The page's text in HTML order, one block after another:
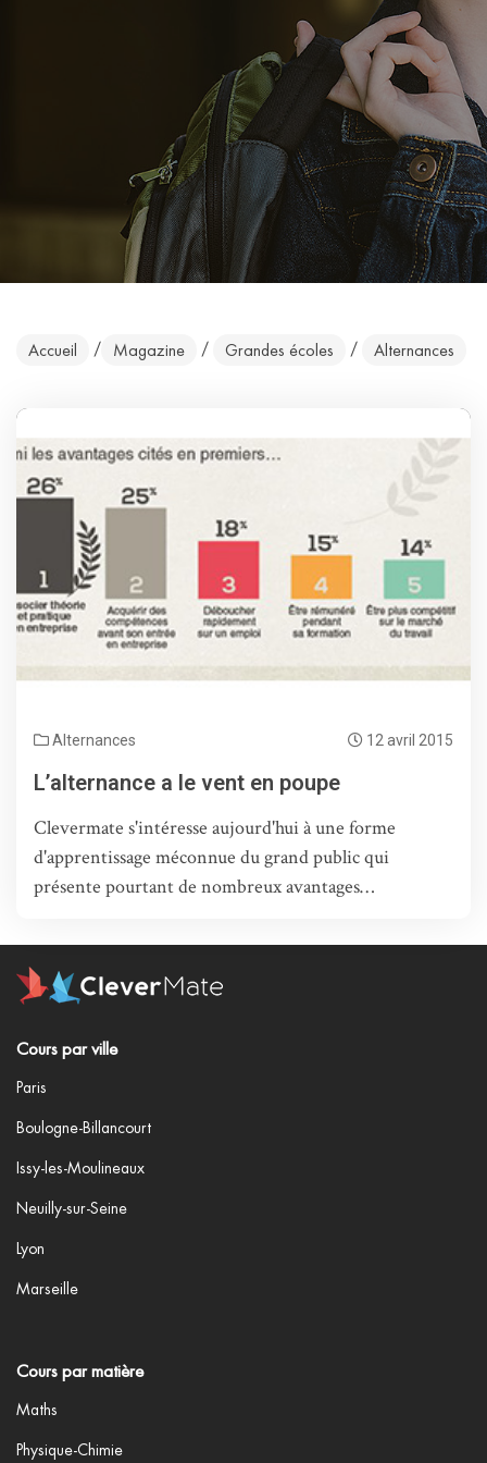
Accueil / Magazine / Grandes écoles / Alternances
Alternances 12 avril 2015
L’alternance a le vent en poupe
Clevermate s'intéresse aujourd'hui à une forme
d'apprentissage méconnue du grand public qui
présente pourtant de nombreux avantages…
Cours par ville
Paris
Boulogne-Billancourt
Issy-les-Moulineaux
Neuilly-sur-Seine
Lyon
Marseille
Cours par matière
Maths
Physique-Chimie